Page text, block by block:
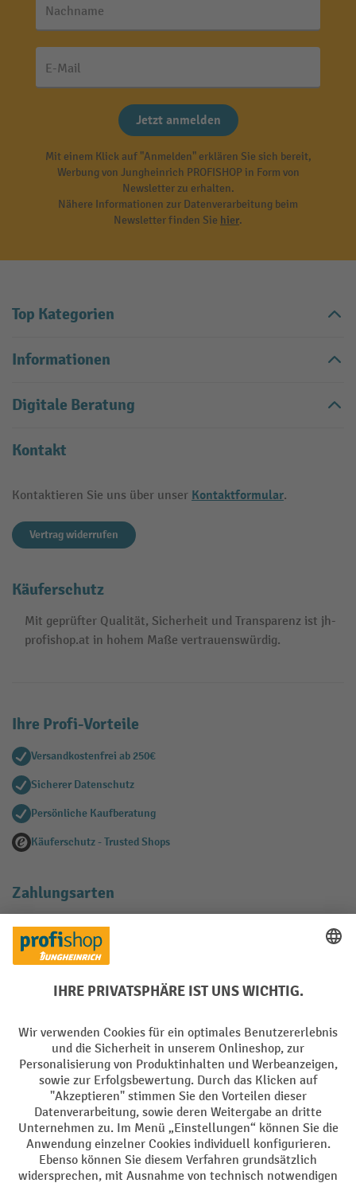
Nachname
E-Mail
Jetzt anmelden
Mit einem Klick auf "Anmelden" erklären Sie sich bereit,
Werbung von Jungheinrich PROFISHOP in Form von
Newsletter zu erhalten.
Nähere Informationen zur Datenverarbeitung beim
Newsletter finden Sie hier.
Top Kategorien
Informationen
Digitale Beratung
Kontakt
Kontaktieren Sie uns über unser Kontaktformular.
Vertrag widerrufen
Käuferschutz
Mit geprüfter Qualität, Sicherheit und Transparenz ist jh-
profishop.at in hohem Maße vertrauenswürdig.
Ihre Profi-Vorteile
Versandkostenfrei ab 250€
Sicherer Datenschutz
Persönliche Kaufberatung
Käuferschutz - Trusted Shops
Zahlungsarten
Creditcard (Master)
Facebook
YouTube
LinkedIn
Instagram
AGB Impressum Datenschutz
Barrierefreiheit Privacy Settings